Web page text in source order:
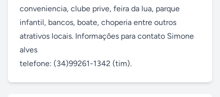
conveniencia, clube prive, feira da lua, parque
infantil, bancos, boate, choperia entre outros
atrativos locais. Informações para contato Simone
alves
telefone: (34)99261-1342 (tim).